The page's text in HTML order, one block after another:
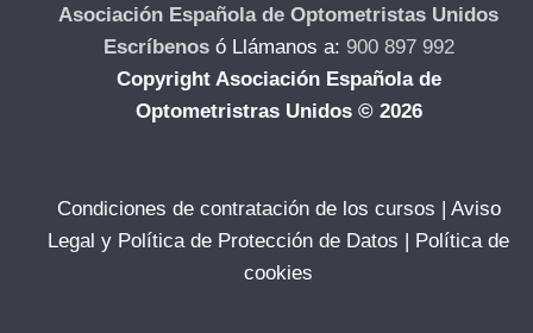
Asociación Española de Optometristas Unidos
Escríbenos ó Llámanos a: 900 897 992
Copyright Asociación Española de
Optometristras Unidos © 2026
Condiciones de contratación de los cursos | Aviso
Legal y Política de Protección de Datos | Política de
cookies